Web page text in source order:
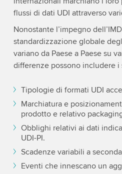
flussi di dati UDI attraverso
Nonostante l’impegno
standardizzazione globale
variano da Paese a Paese su
differenze possono includere i
Tipologie di formati UDI
Marchiatura e
prodotto e relativo
Obblighi relativi ai dati
UDI-PI.
Scadenze variabili a
Eventi che innescano un